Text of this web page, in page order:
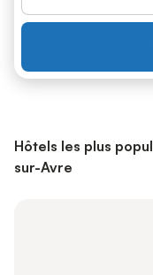
Hôtels les plus
sur-Avre